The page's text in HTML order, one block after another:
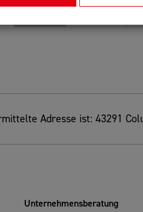
Adresse ist: 43291
Unternehmensberatung